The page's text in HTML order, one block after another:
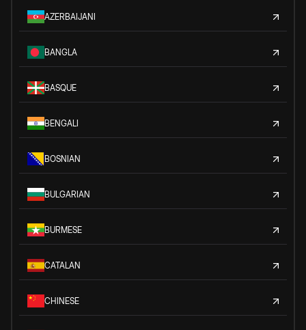
AZERBAIJANI
BANGLA
BASQUE
BENGALI
BOSNIAN
BULGARIAN
BURMESE
CATALAN
CHINESE